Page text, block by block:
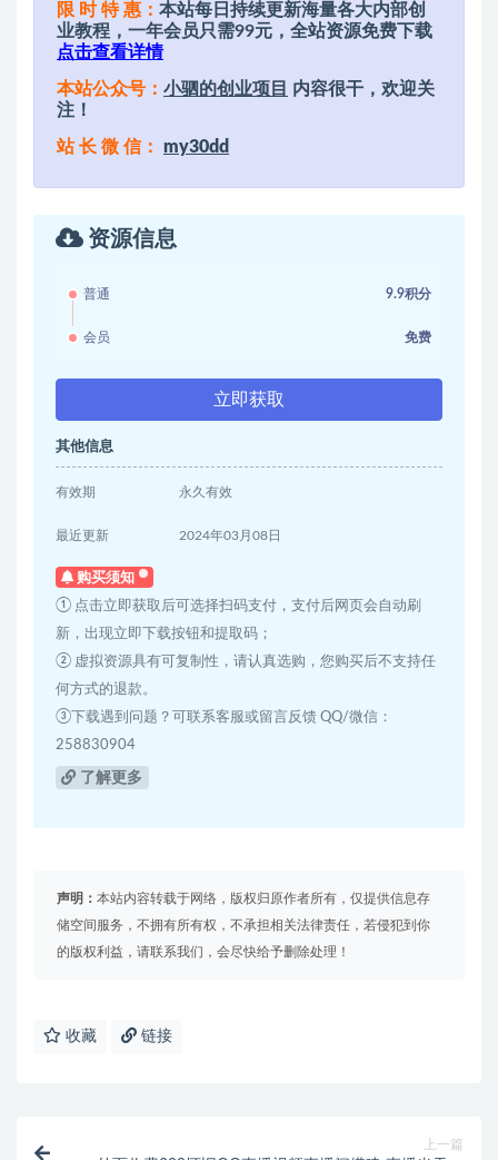
限 时 特 惠： 本站每日持续更新海量各大内部创
业教程，一年会员只需99元，全站资源免费下载
点击查看详情
本站公众号： 小驷的创业项目 内容很干，欢迎关
注！
站 长 微 信： my30dd
资源信息
普通 9.9积分
会员 免费
立即获取
其他信息
有效期 永久有效
最近更新 2024年03月08日
购买须知
① 点击立即获取后可选择扫码支付，支付后网页会自动刷
新，出现立即下载按钮和提取码；
② 虚拟资源具有可复制性，请认真选购，您购买后不支持任
何方式的退款。
③下载遇到问题？可联系客服或留言反馈 QQ/微信：
258830904
了解更多
声明： 本站内容转载于网络，版权归原作者所有，仅提供信息存
储空间服务，不拥有所有权，不承担相关法律责任，若侵犯到你
的版权利益，请联系我们，会尽快给予删除处理！
收藏 链接
上一篇